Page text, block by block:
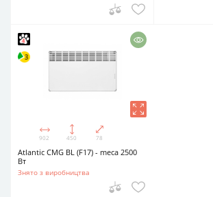
902 450 78
Atlantic CMG BL (F17) - meca 2500
Вт
Знято з виробництва